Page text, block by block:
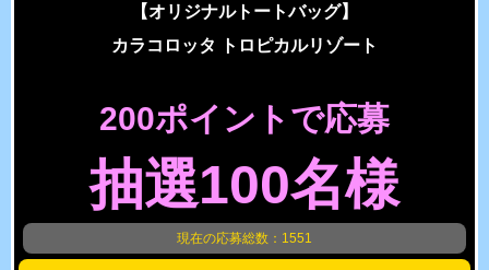
【オリジナルトートバッグ】
カラコロッタ トロピカルリゾート
200ポイントで応募
抽選100名様
現在の応募総数：1551